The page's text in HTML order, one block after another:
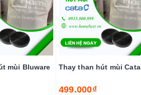
mùi Bluware Thay than hút mùi Cata
499.000₫